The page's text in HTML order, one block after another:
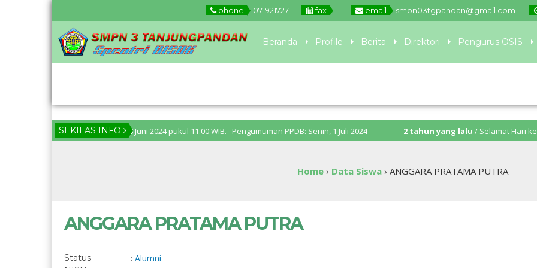
phone 071921727 fax - email smpn03tgpandan@gmail.com
Beranda Profile Berita Direktori Pengurus OSIS
SEKILAS INFO
ditutup pada: Jumat, 28 Juni 2024 pukul 11.00 WIB. Pengumuman PPDB: Senin, 1 Juli 2024 2 tahun yang lalu/ Selamat Hari kebangkitan
Home › Data Siswa › ANGGARA PRATAMA PUTRA
ANGGARA PRATAMA PUTRA
Status : Alumni